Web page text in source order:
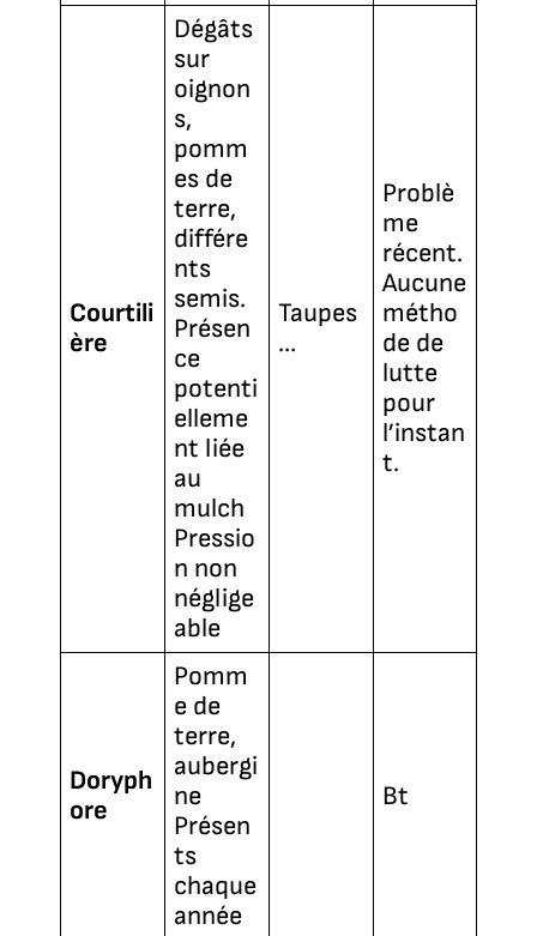
Courtili
ère
Dégâts
sur
oignon
s,
pomm
es de
terre,
différe
nts
semis.
Présen
ce
potenti
elleme
nt liée
au
mulch
Pressio
n non
néglige
able
Taupes
…
Problè
me
récent.
Aucune
métho
de de
lutte
pour
l’instan
t.
Doryph
ore
Pomm
e de
terre,
aubergi
ne
Présen
ts
chaque
année
Bt